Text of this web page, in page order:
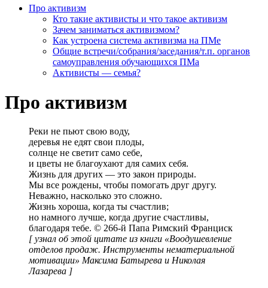
Про активизм
Кто такие активисты и что такое активизм
Зачем заниматься активизмом?
Как устроена система активизма на ПМе
Общие встречи/собрания/заседания/т.п. органов
самоуправления обучающихся ПМа
Активисты — семья?
Про активизм
Реки не пьют свою воду,
деревья не едят свои плоды,
солнце не светит само себе,
и цветы не благоухают для самих себя.
Жизнь для других — это закон природы.
Мы все рождены, чтобы помогать друг другу.
Неважно, насколько это сложно.
Жизнь хороша, когда ты счастлив;
но намного лучше, когда другие счастливы,
благодаря тебе. © 266-й Папа Римский Франциск
[ узнал об этой цитате из книги «Воодушевление
отделов продаж. Инструменты нематериальной
мотивации» Максима Батырева и Николая
Лазарева ]